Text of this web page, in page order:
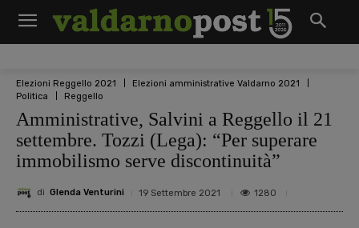
Elezioni Reggello 2021
Elezioni amministrative Valdarno 2021
Politica
Reggello
Amministrative, Salvini a Reggello il 21
settembre. Tozzi (Lega): “Per superare
immobilismo serve discontinuità”
di Glenda Venturini 19 Settembre 2021 1280